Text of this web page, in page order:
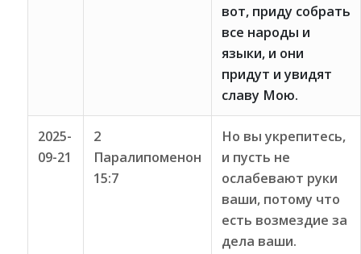
вот, приду собрать
все народы и
языки, и они
придут и увидят
славу Мою.
2025-
09-21
2
Паралипоменон
15:7
Но вы укрепитесь,
и пусть не
ослабевают руки
ваши, потому что
есть возмездие за
дела ваши.